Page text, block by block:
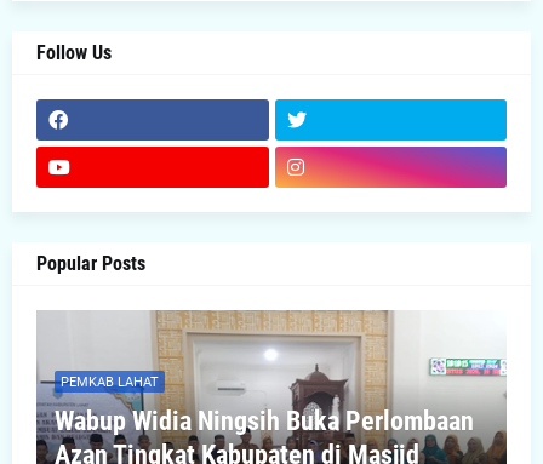
Follow Us
Popular Posts
PEMKAB LAHAT
Wabup Widia Ningsih Buka Perlombaan
Azan Tingkat Kabupaten di Masjid